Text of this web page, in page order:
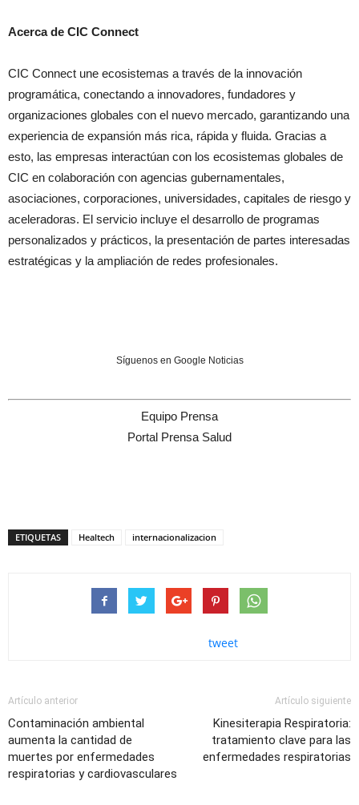
Acerca de CIC Connect
CIC Connect une ecosistemas a través de la innovación
programática, conectando a innovadores, fundadores y
organizaciones globales con el nuevo mercado, garantizando una
experiencia de expansión más rica, rápida y fluida. Gracias a
esto, las empresas interactúan con los ecosistemas globales de
CIC en colaboración con agencias gubernamentales,
asociaciones, corporaciones, universidades, capitales de riesgo y
aceleradoras. El servicio incluye el desarrollo de programas
personalizados y prácticos, la presentación de partes interesadas
estratégicas y la ampliación de redes profesionales.
Síguenos en Google Noticias
Equipo Prensa
Portal Prensa Salud
ETIQUETAS Healtech internacionalizacion
tweet
Artículo anterior
Contaminación ambiental
aumenta la cantidad de
muertes por enfermedades
respiratorias y cardiovasculares
Artículo siguiente
Kinesiterapia Respiratoria:
tratamiento clave para las
enfermedades respiratorias